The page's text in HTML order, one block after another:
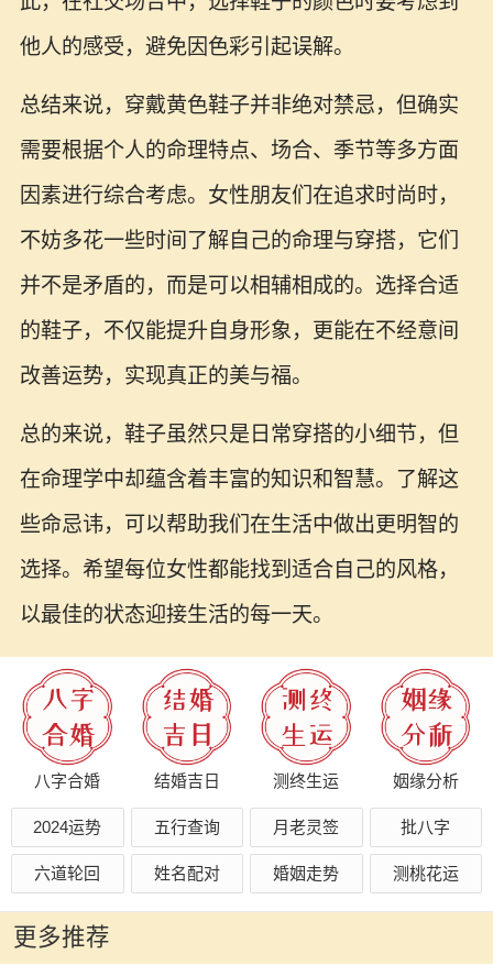
他人的感受，避免因色彩引起误解。
总结来说，穿戴黄色鞋子并非绝对禁忌，但确实
需要根据个人的命理特点、场合、季节等多方面
因素进行综合考虑。女性朋友们在追求时尚时，
不妨多花一些时间了解自己的命理与穿搭，它们
并不是矛盾的，而是可以相辅相成的。选择合适
的鞋子，不仅能提升自身形象，更能在不经意间
改善运势，实现真正的美与福。
总的来说，鞋子虽然只是日常穿搭的小细节，但
在命理学中却蕴含着丰富的知识和智慧。了解这
些命忌讳，可以帮助我们在生活中做出更明智的
选择。希望每位女性都能找到适合自己的风格，
以最佳的状态迎接生活的每一天。
八字合婚 结婚吉日 测终生运 姻缘分析
2024运势 五行查询 月老灵签 批八字
六道轮回 姓名配对 婚姻走势 测桃花运
更多推荐